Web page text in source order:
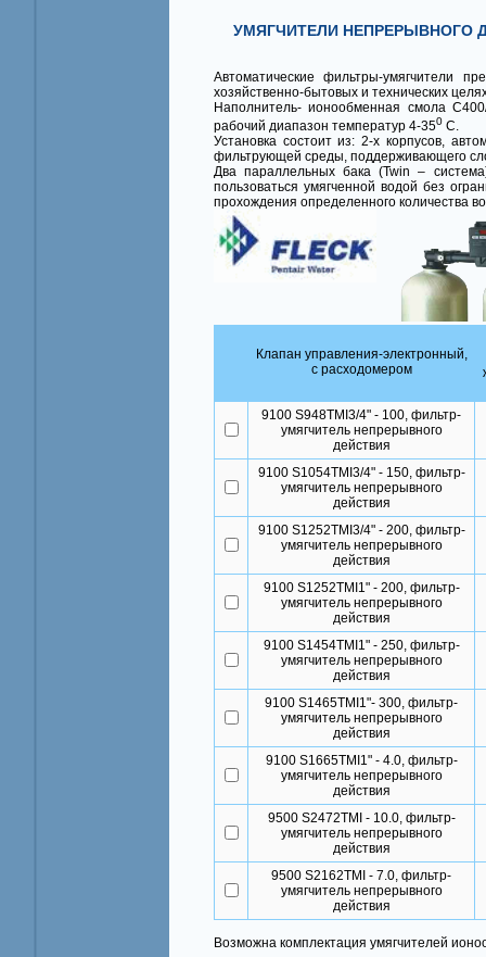
УМЯГЧИТЕЛИ НЕПРЕРЫВНОГО
Автоматические фильтры-умягчители
хозяйственно-бытовых и технических
Наполнитель- ионообменная смола
рабочий диапазон температур 4-350 С.
Установка состоит из: 2-х корпусов,
фильтрующей среды, поддерживающего
Два параллельных бака (Twin –
пользоваться умягченной водой без
прохождения определенного количества
Клапан управления-электронный,
с расходомером
9100 S948TMI3/4" - 100, фильтр-
умягчитель непрерывного
действия
9100 S1054TMI3/4" - 150, фильтр-
умягчитель непрерывного
действия
9100 S1252TMI3/4" - 200, фильтр-
умягчитель непрерывного
действия
9100 S1252TMI1" - 200, фильтр-
умягчитель непрерывного
действия
9100 S1454TMI1" - 250, фильтр-
умягчитель непрерывного
действия
9100 S1465TMI1"- 300, фильтр-
умягчитель непрерывного
действия
9100 S1665TMI1" - 4.0, фильтр-
умягчитель непрерывного
действия
9500 S2472TMI - 10.0, фильтр-
умягчитель непрерывного
действия
9500 S2162TMI - 7.0, фильтр-
умягчитель непрерывного
действия
Возможна комплектация умягчителей